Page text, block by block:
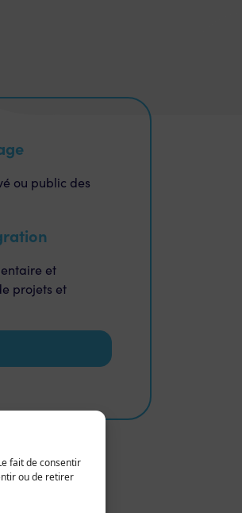
fait de consentir
ou de retirer
ou public des
et
projets et